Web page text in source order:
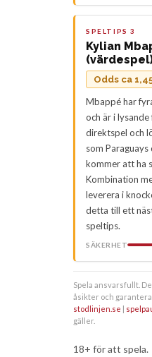
SPELTIPS 3
Kylian
Odds ca
Mbappé har
och är i
direktspel och
som
kommer att ha
Kombination
leverera i
detta till ett
speltips.
SÄKERHET
Spela ansvarsfullt.
åsikter och
stodlinjen.se |
gäller.
18+ för att spela.